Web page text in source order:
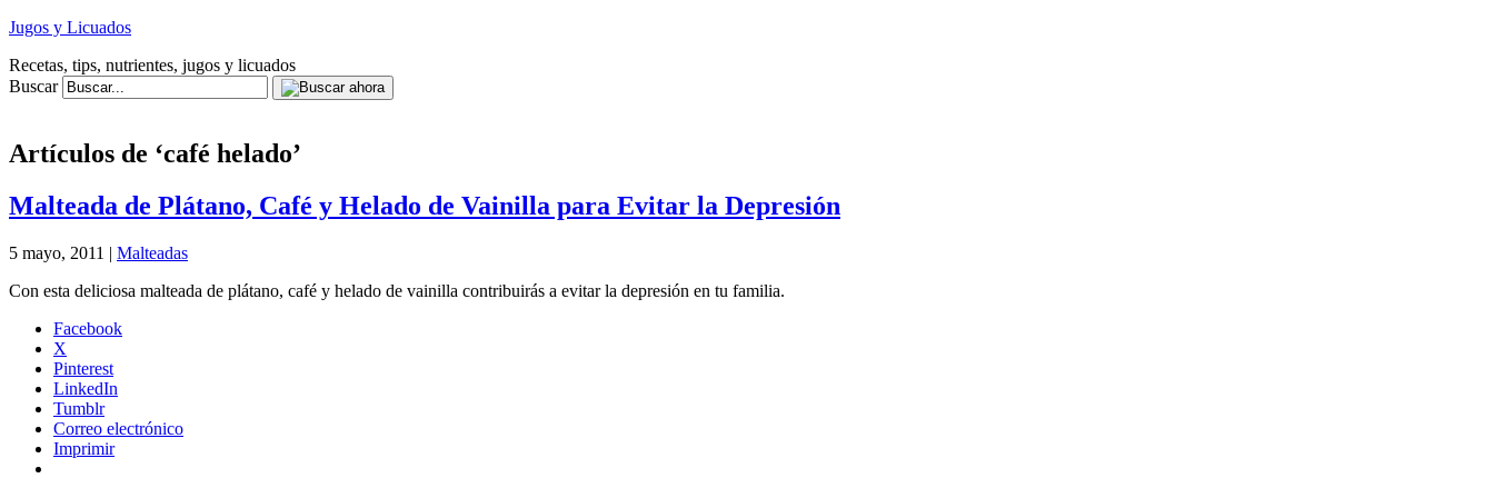
Jugos y Licuados
Recetas, tips, nutrientes, jugos y licuados
Buscar
Artículos de ‘café helado’
Malteada de Plátano, Café y Helado de Vainilla para Evitar la Depresión
5 mayo, 2011 | Malteadas
Con esta deliciosa malteada de plátano, café y helado de vainilla contribuirás a evitar la depresión en tu familia.
Facebook
X
Pinterest
LinkedIn
Tumblr
Correo electrónico
Imprimir